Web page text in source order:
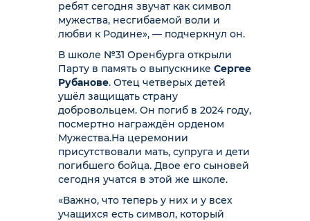
ребят сегодня звучат как символ
мужества, несгибаемой воли и
любви к Родине», — подчеркнул он.
В школе №31 Оренбурга открыли
Парту в память о выпускнике Сергее
Рубанове. Отец четверых детей
ушёл защищать страну
добровольцем. Он погиб в 2024 году,
посмертно награждён орденом
Мужества.На церемонии
присутствовали мать, супруга и дети
погибшего бойца. Двое его сыновей
сегодня учатся в этой же школе.
«Важно, что теперь у них и у всех
учащихся есть символ, который